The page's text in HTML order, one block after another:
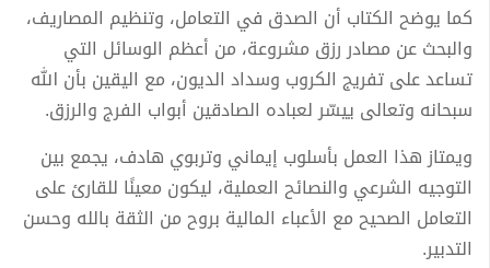
كما يوضح الكتاب أن الصدق في التعامل، وتنظيم المصاريف،
والبحث عن مصادر رزق مشروعة، من أعظم الوسائل التي
تساعد على تفريج الكروب وسداد الديون، مع اليقين بأن الله
سبحانه وتعالى ييسّر لعباده الصادقين أبواب الفرج والرزق.
ويمتاز هذا العمل بأسلوب إيماني وتربوي هادف، يجمع بين
التوجيه الشرعي والنصائح العملية، ليكون معينًا للقارئ على
التعامل الصحيح مع الأعباء المالية بروح من الثقة بالله وحسن
التدبير.